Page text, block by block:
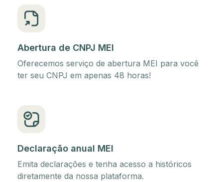
Abertura de CNPJ MEI
Oferecemos serviço de abertura MEI para você
ter seu CNPJ em apenas 48 horas!
Declaração anual MEI
Emita declarações e tenha acesso a históricos
diretamente da nossa plataforma.